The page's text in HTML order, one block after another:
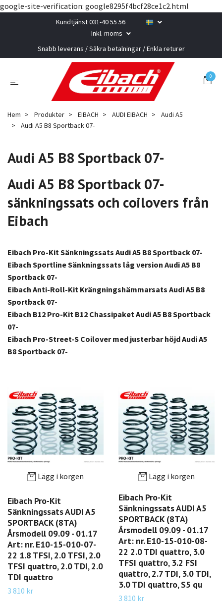
google-site-verification: google8295f4bcf28ce1c2.html
Kundtjänst 031-40 55 56
Inkl. moms
Snabb leverans / Säkra betalningar / Enkla returer
0
Hem Produkter EIBACH AUDI EIBACH
Audi A5
Audi A5 B8 Sportback 07-
Audi A5 B8 Sportback 07-
Audi A5 B8 Sportback 07-
sänkningssats och coilovers från
Eibach
Eibach Pro-Kit Sänkningssats Audi A5 B8 Sportback 07-
Eibach Sportline Sänkningssats låg version Audi A5 B8
Sportback 07-
Eibach Anti-Roll-Kit Krängningshämmarsats Audi A5 B8
Sportback 07-
Eibach B12 Pro-Kit B12 Chassipaket Audi A5 B8 Sportback
07-
Eibach Pro-Street-S Coilover med justerbar höjd Audi A5
B8 Sportback 07-
Lägg i korgen
Eibach Pro-Kit
Sänkningssats AUDI A5
SPORTBACK (8TA)
Årsmodell 09.09 - 01.17
Art: nr. E10-15-010-07-
22 1.8 TFSI, 2.0 TFSI, 2.0
TFSI quattro, 2.0 TDI, 2.0
TDI quattro
3 810 kr
Lägg i korgen
Eibach Pro-Kit
Sänkningssats AUDI A5
SPORTBACK (8TA)
Årsmodell 09.09 - 01.17
Art: nr. E10-15-010-08-
22 2.0 TDI quattro, 3.0
TFSI quattro, 3.2 FSI
quattro, 2.7 TDI, 3.0 TDI,
3.0 TDI quattro, S5 qu
3 810 kr